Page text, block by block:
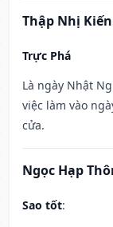
Thập Nhị
Trực Phá
Là ngày Nhật
việc làm vào
cửa.
Ngọc Hạp
Sao tốt: